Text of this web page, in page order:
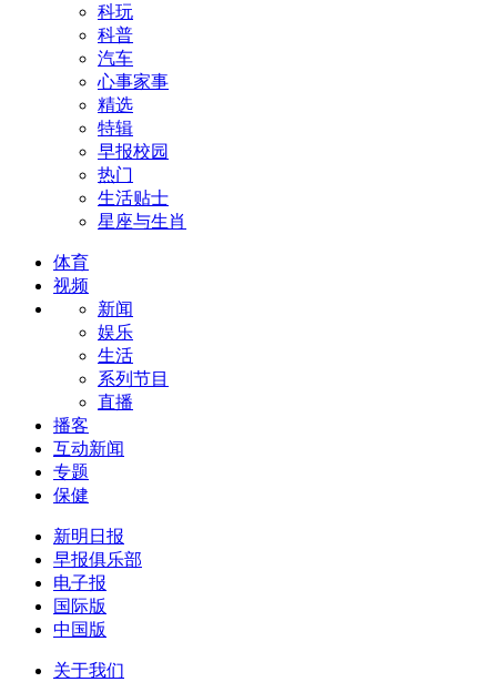
科玩
科普
汽车
心事家事
精选
特辑
早报校园
热门
生活贴士
星座与生肖
体育
视频
新闻
娱乐
生活
系列节目
直播
播客
互动新闻
专题
保健
新明日报
早报俱乐部
电子报
国际版
中国版
关于我们